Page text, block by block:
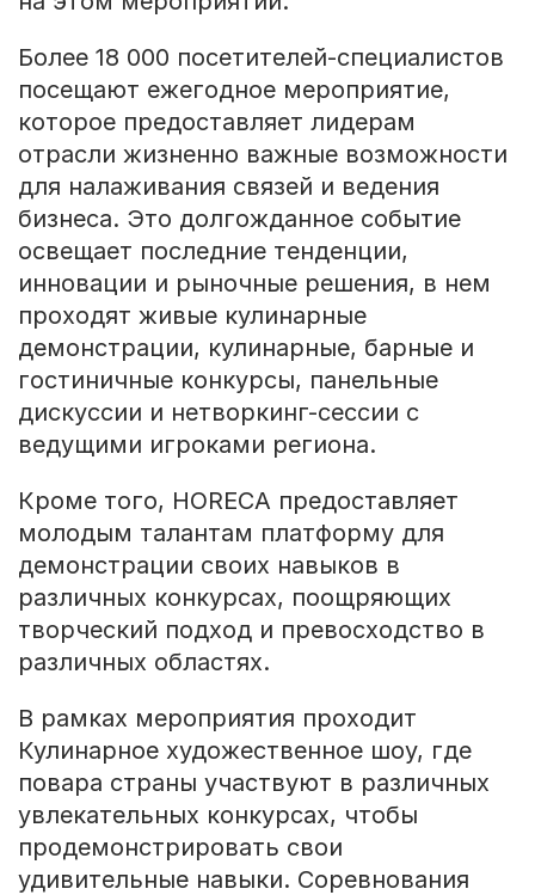
Более 18 000 посетителей-специалистов
посещают ежегодное мероприятие,
которое предоставляет лидерам
отрасли жизненно важные возможности
для налаживания связей и ведения
бизнеса. Это долгожданное событие
освещает последние тенденции,
инновации и рыночные решения, в нем
проходят живые кулинарные
демонстрации, кулинарные, барные и
гостиничные конкурсы, панельные
дискуссии и нетворкинг-сессии с
ведущими игроками региона.
Кроме того, HORECA предоставляет
молодым талантам платформу для
демонстрации своих навыков в
различных конкурсах, поощряющих
творческий подход и превосходство в
различных областях.
В рамках мероприятия проходит
Кулинарное художественное шоу, где
повара страны участвуют в различных
увлекательных конкурсах, чтобы
продемонстрировать свои
удивительные навыки. Соревнования